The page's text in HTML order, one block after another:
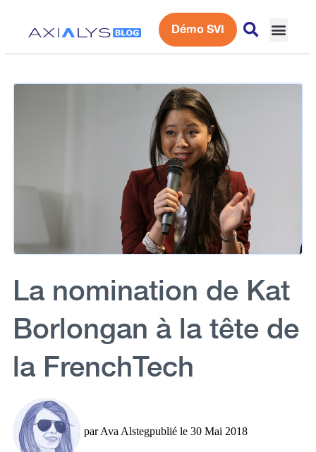
Démo SVI
La nomination de Kat
Borlongan à la tête de
la FrenchTech
parAva Alstegpublié le 30 Mai 2018